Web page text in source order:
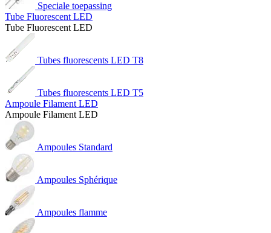
Speciale toepassing
Tube Fluorescent LED
Tube Fluorescent LED
Tubes fluorescents LED T8
Tubes fluorescents LED T5
Ampoule Filament LED
Ampoule Filament LED
Ampoules Standard
Ampoules Sphérique
Ampoules flamme